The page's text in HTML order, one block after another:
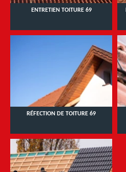
ENTRETIEN TOITURE 69
RÉFECTION DE TOITURE 69